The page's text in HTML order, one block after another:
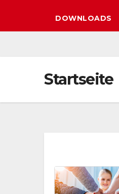
DOWNLOADS
Startseite